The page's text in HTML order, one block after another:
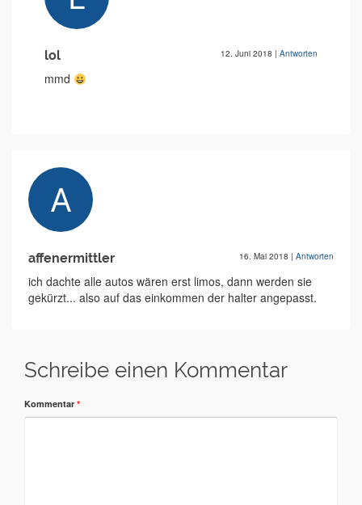
lol 12. Juni 2018 | Antworten
mmd
affenermittler 16. Mai 2018 | Antworten
ich dachte alle autos wären erst limos, dann werden sie
gekürzt... also auf das einkommen der halter angepasst.
Schreibe einen Kommentar
Kommentar *